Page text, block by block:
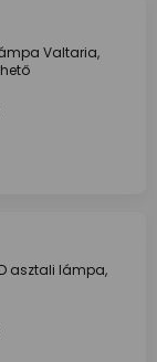
Valtaria,
asztali lámpa,